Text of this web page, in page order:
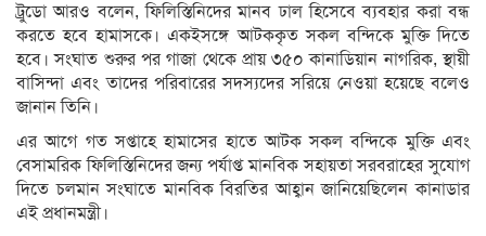
ট্রুডো আরও বলেন, ফিলিস্তিনিদের মানব ঢাল হিসেবে ব্যবহার করা বন্ধ
করতে হবে হামাসকে। একইসঙ্গে আটককৃত সকল বন্দিকে মুক্তি দিতে
হবে। সংঘাত শুরুর পর গাজা থেকে প্রায় ৩৫০ কানাডিয়ান নাগরিক, স্থায়ী
বাসিন্দা এবং তাদের পরিবারের সদস্যদের সরিয়ে নেওয়া হয়েছে বলেও
জানান তিনি।
এর আগে গত সপ্তাহে হামাসের হাতে আটক সকল বন্দিকে মুক্তি এবং
বেসামরিক ফিলিস্তিনিদের জন্য পর্যাপ্ত মানবিক সহায়তা সরবরাহের সুযোগ
দিতে চলমান সংঘাতে মানবিক বিরতির আহ্বান জানিয়েছিলেন কানাডার
এই প্রধানমন্ত্রী।